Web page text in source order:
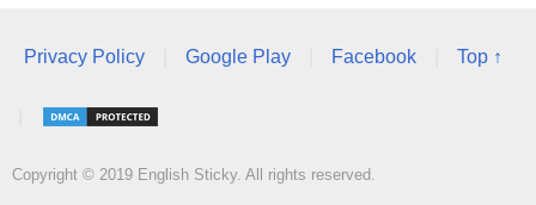
Privacy Policy Google Play Facebook Top ↑
Copyright © 2019 English Sticky. All rights reserved.